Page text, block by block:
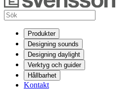
Produkter
Designing sounds
Designing daylight
Verktyg och guider
Hållbarhet
Kontakt